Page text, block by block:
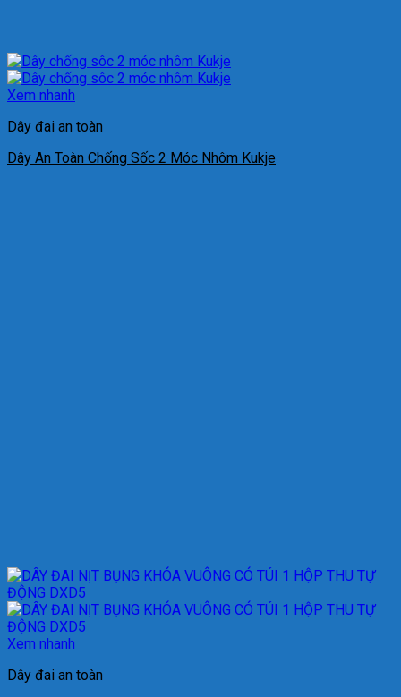
Xem nhanh
Dây đai an toàn
Dây An Toàn Chống Sốc 2 Móc Nhôm Kukje
Xem nhanh
Dây đai an toàn